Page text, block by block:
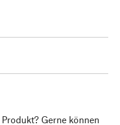
Gerne können